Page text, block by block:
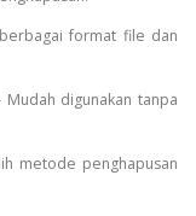
format file dan
Mudah digunakan tanpa
metode penghapusan